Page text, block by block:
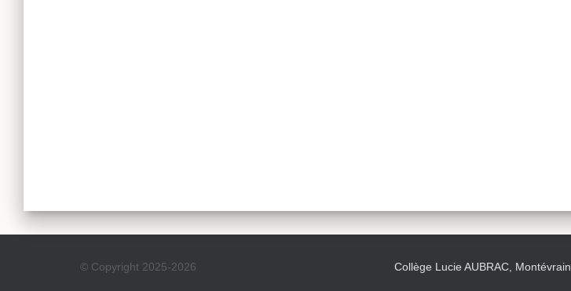
© Copyright 2025-2026 Collège Lucie AUBRAC, Montévrain